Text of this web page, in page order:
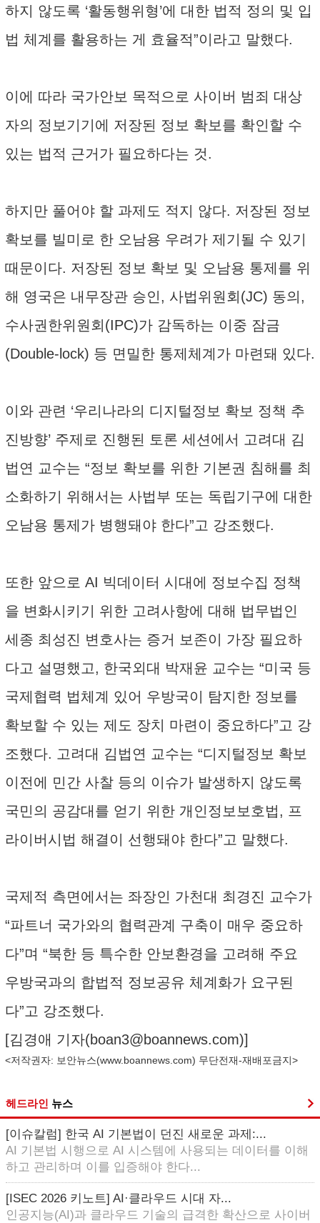
하지 않도록 ‘활동행위형’에 대한 법적 정의 및 입
법 체계를 활용하는 게 효율적”이라고 말했다.
이에 따라 국가안보 목적으로 사이버 범죄 대상
자의 정보기기에 저장된 정보 확보를 확인할 수
있는 법적 근거가 필요하다는 것.
하지만 풀어야 할 과제도 적지 않다. 저장된 정보
확보를 빌미로 한 오남용 우려가 제기될 수 있기
때문이다. 저장된 정보 확보 및 오남용 통제를 위
해 영국은 내무장관 승인, 사법위원회(JC) 동의,
수사권한위원회(IPC)가 감독하는 이중 잠금
(Double-lock) 등 면밀한 통제체계가 마련돼 있다.
이와 관련 ‘우리나라의 디지털정보 확보 정책 추
진방향’ 주제로 진행된 토론 세션에서 고려대 김
법연 교수는 “정보 확보를 위한 기본권 침해를 최
소화하기 위해서는 사법부 또는 독립기구에 대한
오남용 통제가 병행돼야 한다”고 강조했다.
또한 앞으로 AI 빅데이터 시대에 정보수집 정책
을 변화시키기 위한 고려사항에 대해 법무법인
세종 최성진 변호사는 증거 보존이 가장 필요하
다고 설명했고, 한국외대 박재윤 교수는 “미국 등
국제협력 법체계 있어 우방국이 탐지한 정보를
확보할 수 있는 제도 장치 마련이 중요하다”고 강
조했다. 고려대 김법연 교수는 “디지털정보 확보
이전에 민간 사찰 등의 이슈가 발생하지 않도록
국민의 공감대를 얻기 위한 개인정보보호법, 프
라이버시법 해결이 선행돼야 한다”고 말했다.
국제적 측면에서는 좌장인 가천대 최경진 교수가
“파트너 국가와의 협력관계 구축이 매우 중요하
다”며 “북한 등 특수한 안보환경을 고려해 주요
우방국과의 합법적 정보공유 체계화가 요구된
다”고 강조했다.
[김경애 기자(boan3@boannews.com)]
<저작권자: 보안뉴스(www.boannews.com) 무단전재-재배포금지>
헤드라인 뉴스
[이슈칼럼] 한국 AI 기본법이 던진 새로운 과제:...
AI 기본법 시행으로 AI 시스템에 사용되는 데이터를 이해
하고 관리하며 이를 입증해야 한다...
[ISEC 2026 키노트] AI·클라우드 시대 자...
인공지능(AI)과 클라우드 기술의 급격한 확산으로 사이버